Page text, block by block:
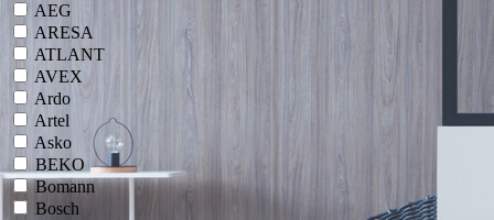
AEG
ARESA
ATLANT
AVEX
Ardo
Artel
Asko
BEKO
Bomann
Bosch